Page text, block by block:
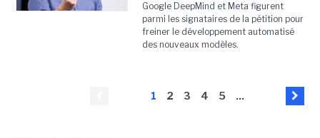
Google DeepMind et Meta figurent
parmi les signataires de la pétition pour
freiner le développement automatisé
des nouveaux modèles.
1 2 3 4 5 ...